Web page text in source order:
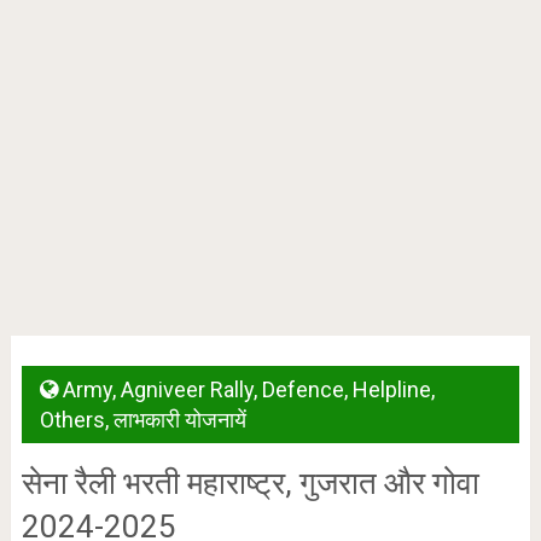
Army,Agniveer Rally, Defence, Helpline,
Others,लाभकारी योजनायें
सेना रैली भरती महाराष्ट्र, गुजरात और गोवा
2024-2025